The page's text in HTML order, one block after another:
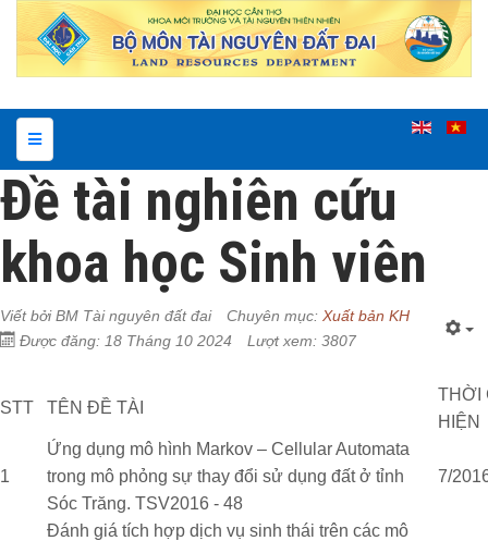
Đề tài nghiên cứu
khoa học Sinh viên
Viết bởiBM Tài nguyên đất đai Chuyên mục: Xuất bản KH
Được đăng: 18 Tháng 10 2024
Lượt xem: 3807
STT TÊN ĐỀ TÀI
THỜI
HIỆN
1
Ứng dụng mô hình Markov – Cellular Automata
trong mô phỏng sự thay đổi sử dụng đất ở tỉnh
Sóc Trăng. TSV2016 - 48
7/
Đánh giá tích hợp dịch vụ sinh thái trên các mô